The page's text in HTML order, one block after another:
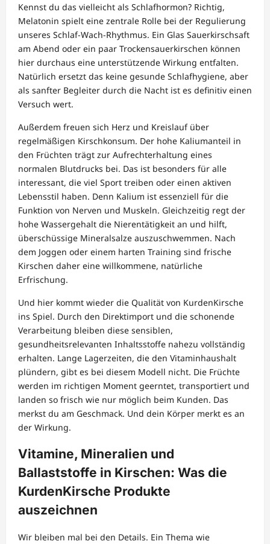
Kennst du das vielleicht als Schlafhormon? Richtig,
Melatonin spielt eine zentrale Rolle bei der Regulierung
unseres Schlaf-Wach-Rhythmus. Ein Glas Sauerkirschsaft
am Abend oder ein paar Trockensauerkirschen können
hier durchaus eine unterstützende Wirkung entfalten.
Natürlich ersetzt das keine gesunde Schlafhygiene, aber
als sanfter Begleiter durch die Nacht ist es definitiv einen
Versuch wert.
Außerdem freuen sich Herz und Kreislauf über
regelmäßigen Kirschkonsum. Der hohe Kaliumanteil in
den Früchten trägt zur Aufrechterhaltung eines
normalen Blutdrucks bei. Das ist besonders für alle
interessant, die viel Sport treiben oder einen aktiven
Lebensstil haben. Denn Kalium ist essenziell für die
Funktion von Nerven und Muskeln. Gleichzeitig regt der
hohe Wassergehalt die Nierentätigkeit an und hilft,
überschüssige Mineralsalze auszuschwemmen. Nach
dem Joggen oder einem harten Training sind frische
Kirschen daher eine willkommene, natürliche
Erfrischung.
Und hier kommt wieder die Qualität von KurdenKirsche
ins Spiel. Durch den Direktimport und die schonende
Verarbeitung bleiben diese sensiblen,
gesundheitsrelevanten Inhaltsstoffe nahezu vollständig
erhalten. Lange Lagerzeiten, die den Vitaminhaushalt
plündern, gibt es bei diesem Modell nicht. Die Früchte
werden im richtigen Moment geerntet, transportiert und
landen so frisch wie nur möglich beim Kunden. Das
merkst du am Geschmack. Und dein Körper merkt es an
der Wirkung.
Vitamine, Mineralien und
Ballaststoffe in Kirschen: Was die
KurdenKirsche Produkte
auszeichnen
Wir bleiben mal bei den Details. Ein Thema wie